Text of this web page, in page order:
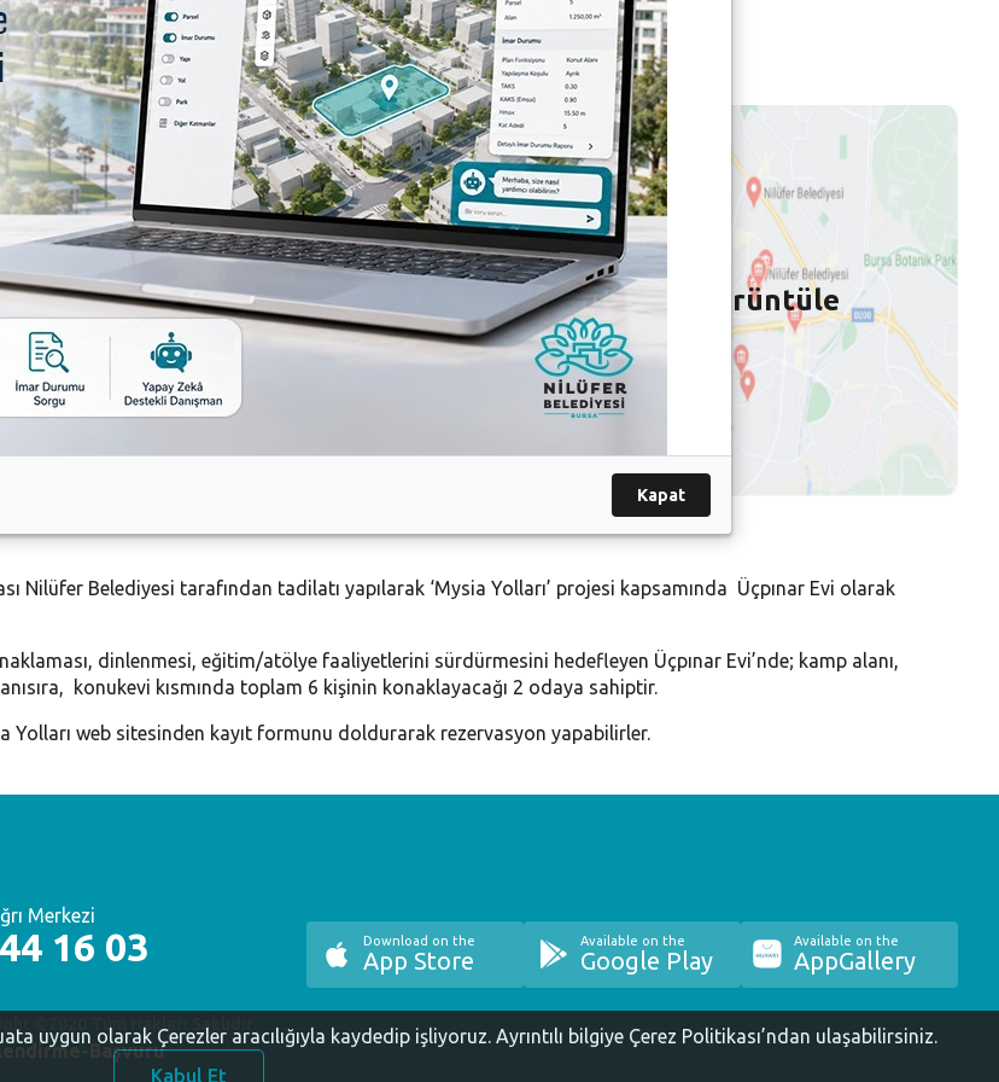
Mah. 3. Sok. (Eski
Binası)
Nilüfer/BURSA
Konumu Görüntüle
Nilüfer Belediyesi tarafından tadilatı yapılarak ‘Mysia Yolları’ projesi kapsamında Üçpınar Evi olarak
dinlenmesi, eğitim/atölye faaliyetlerini sürdürmesini hedefleyen Üçpınar Evi’nde; kamp alanı,
konukevi kısmında toplam 6 kişinin konaklayacağı 2 odaya sahiptir.
web sitesinden kayıt formunu doldurarak rezervasyon yapabilirler.
Merkezi
16 03
©2020 Tüm Hakları Saklıdır.
Başvuru
Download on the
App Store
Available on the
Google Play
Available on the
AppGallery
Kapat
uygun olarak Çerezler aracılığıyla kaydedip işliyoruz. Ayrıntılı bilgiye Çerez Politikası’ndan ulaşabilirsiniz.
Kabul Et